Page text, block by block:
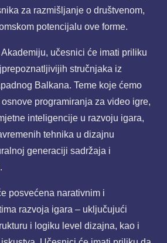
za razmišljanje o društvenom,
potencijalu ove forme.
učesnici će imati priliku
stručnjaka iz
Balkana. Teme koje ćemo
programiranja za video igre,
inteligencije u razvoju igara,
tehnika u dizajnu
generaciji sadržaja i
posvećena narativnim i
razvoja igara – uključujući
i logiku level dizajna, kao i